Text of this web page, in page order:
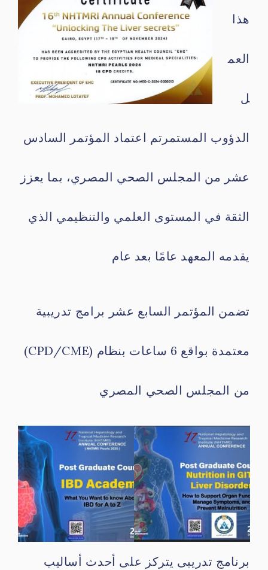
هذا
العم
ل
الدؤوب المستمرتم اعتماد المؤتمر السادس
عشر من المجلس الصحي المصري، بما يعزز
الثقة في المستوى العلمي والتنظيمي الذي
يقدمه المعهد عامًا بعد عام
تضمن المؤتمر السابع عشر برامج تدريبية
معتمدة بواقع 6 ساعات بنظام (CPD/CME)
من المجلس الصحي المصري
برنامج تدريبى يتركز على أحدث أساليب